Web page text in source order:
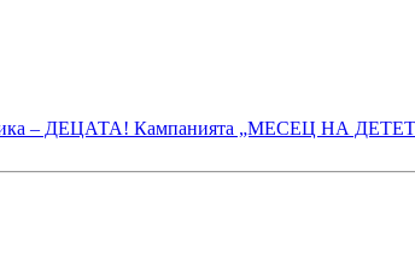
– ДЕЦАТА! Кампанията „МЕСЕЦ НА